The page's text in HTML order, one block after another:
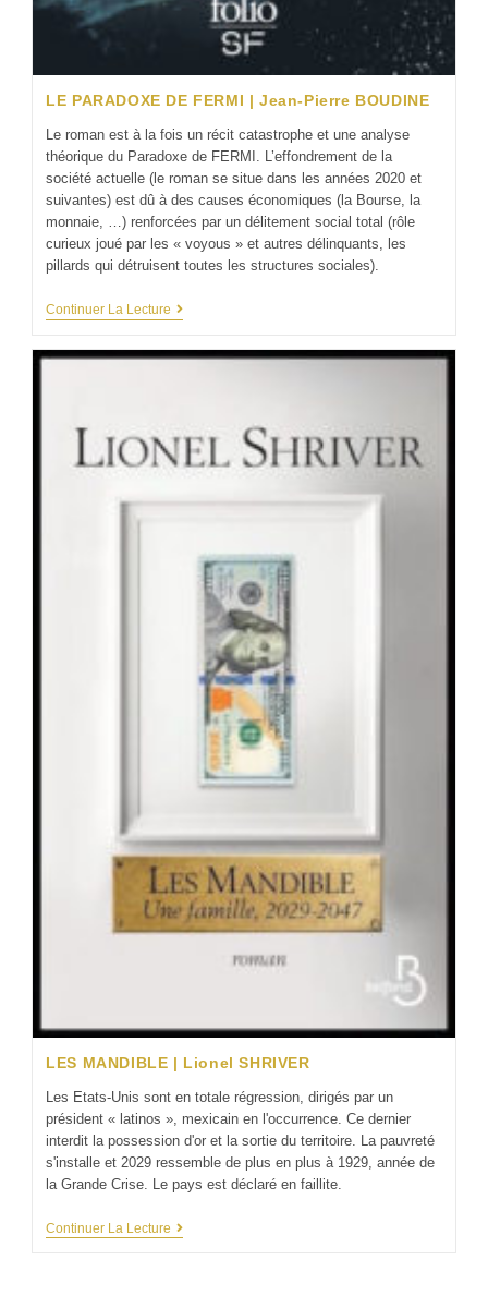
LE PARADOXE DE FERMI | Jean-Pierre BOUDINE
Le roman est à la fois un récit catastrophe et une analyse
théorique du Paradoxe de FERMI. L’effondrement de la
société actuelle (le roman se situe dans les années 2020 et
suivantes) est dû à des causes économiques (la Bourse, la
monnaie, …) renforcées par un délitement social total (rôle
curieux joué par les « voyous » et autres délinquants, les
pillards qui détruisent toutes les structures sociales).
Continuer La Lecture
LES MANDIBLE | Lionel SHRIVER
Les Etats-Unis sont en totale régression, dirigés par un
président « latinos », mexicain en l'occurrence. Ce dernier
interdit la possession d'or et la sortie du territoire. La pauvreté
s'installe et 2029 ressemble de plus en plus à 1929, année de
la Grande Crise. Le pays est déclaré en faillite.
Continuer La Lecture